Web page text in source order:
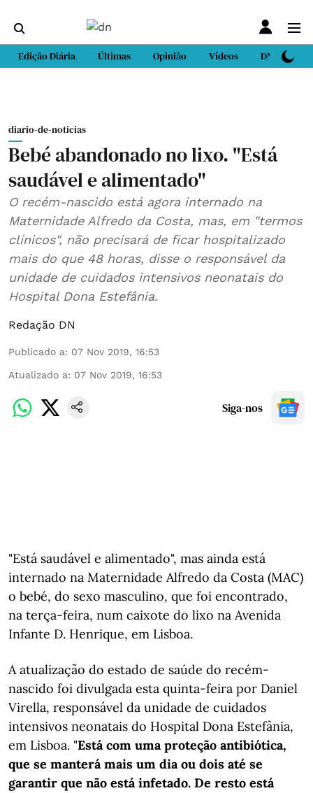
Edição Diária Últimas Opinião Vídeos DN Sport
diario-de-noticias
Bebé abandonado no lixo. "Está
saudável e alimentado"
O recém-nascido está agora internado na
Maternidade Alfredo da Costa, mas, em "termos
clínicos", não precisará de ficar hospitalizado
mais do que 48 horas, disse o responsável da
unidade de cuidados intensivos neonatais do
Hospital Dona Estefânia.
Redação DN
Publicado a: 07 Nov 2019, 16:53
Atualizado a: 07 Nov 2019, 16:53
Siga-nos
"Está saudável e alimentado", mas ainda está
internado na Maternidade Alfredo da Costa (MAC)
o bebé, do sexo masculino, que foi encontrado,
na terça-feira, num caixote do lixo na Avenida
Infante D. Henrique, em Lisboa.
A atualização do estado de saúde do recém-
nascido foi divulgada esta quinta-feira por Daniel
Virella, responsável da unidade de cuidados
intensivos neonatais do Hospital Dona Estefânia,
em Lisboa. "Está com uma proteção antibiótica,
que se manterá mais um dia ou dois até se
garantir que não está infetado. De resto está